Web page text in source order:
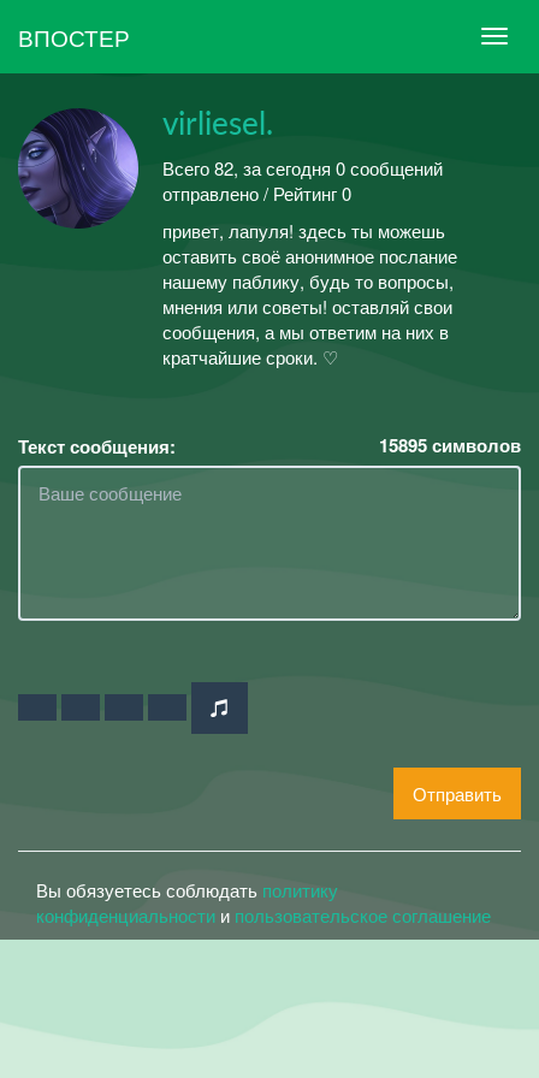
ВПОСТЕР
virliesel.
Всего 82, за сегодня 0 сообщений
отправлено / Рейтинг 0
привет, лапуля! здесь ты можешь
оставить своё анонимное послание
нашему паблику, будь то вопросы,
мнения или советы! оставляй свои
сообщения, а мы ответим на них в
кратчайшие сроки. ♡
Текст сообщения: 15895символов
Отправить
Вы обязуетесь соблюдать политику
конфиденциальности и пользовательское соглашение